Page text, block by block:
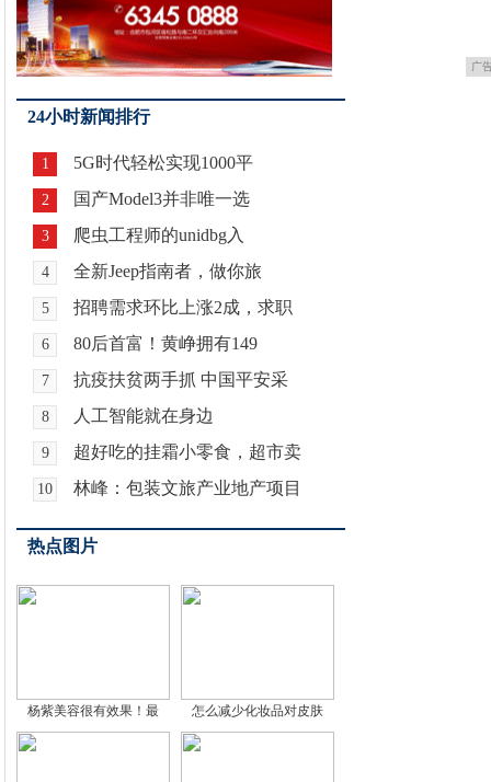
广
24小时新闻排行
1 5G时代轻松实现1000平
2 国产Model3并非唯一选
3 爬虫工程师的unidbg入
4 全新Jeep指南者，做你旅
5 招聘需求环比上涨2成，求职
6 80后首富！黄峥拥有149
7 抗疫扶贫两手抓 中国平安采
8 人工智能就在身边
9 超好吃的挂霜小零食，超市卖
10 林峰：包装文旅产业地产项目
热点图片
杨紫美容很有效果！最 怎么减少化妆品对皮肤